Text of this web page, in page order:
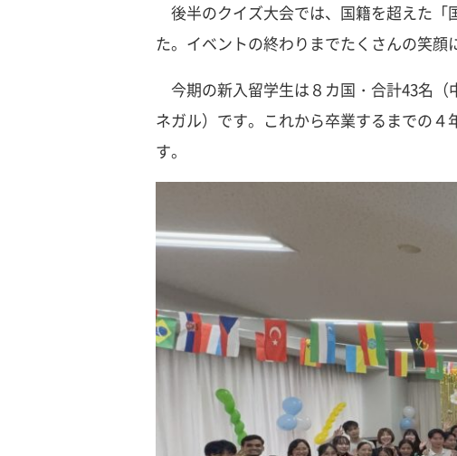
後半のクイズ大会では、国籍を超えた「
た。イベントの終わりまでたくさんの笑顔
今期の新入留学生は８カ国・合計43名（
ネガル）です。これから卒業するまでの
す。